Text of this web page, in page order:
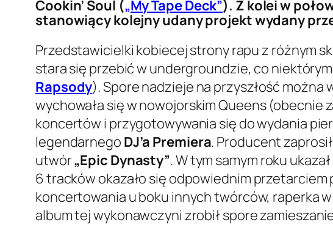
Cookin’ Soul („My Tape Deck”). Z kolei w
stanowiący kolejny udany projekt wydany
Przedstawicielki kobiecej strony rapu z różnym
stara się przebić w undergroundzie, co
Rapsody). Spore nadzieje na przyszłość można
wychowała się w nowojorskim Queens (obecnie
koncertów i przygotowywania się do wydania
legendarnego DJ’a Premiera. Producent
utwór„Epic Dynasty”. W tym samym roku
6 tracków okazało się odpowiednim
koncertowania u boku innych twórców, raperka
album tej wykonawczyni zrobił spore